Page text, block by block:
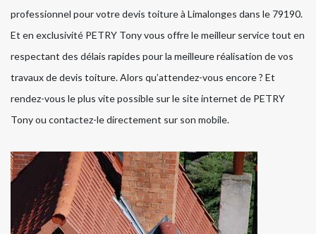
professionnel pour votre devis toiture à Limalonges dans le 79190.
Et en exclusivité PETRY Tony vous offre le meilleur service tout en
respectant des délais rapides pour la meilleure réalisation de vos
travaux de devis toiture. Alors qu’attendez-vous encore ? Et
rendez-vous le plus vite possible sur le site internet de PETRY
Tony ou contactez-le directement sur son mobile.